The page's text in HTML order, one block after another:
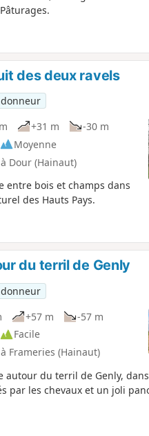
des deux ravels
+31 m
-30 m
Moyenne
Dour (Hainaut)
entre bois et champs dans
des Hauts Pays.
du terril de Genly
+57 m
-57 m
Facile
Frameries (Hainaut)
autour du terril de Genly,
par les chevaux et un joli